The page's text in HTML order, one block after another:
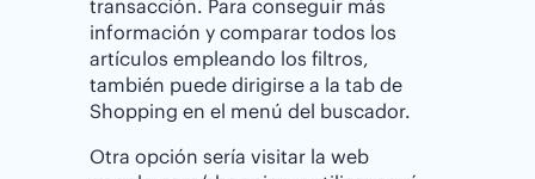
transacción. Para conseguir más
información y comparar todos los
artículos empleando los filtros,
también puede dirigirse a la tab de
Shopping en el menú del buscador.
Otra opción sería visitar la web